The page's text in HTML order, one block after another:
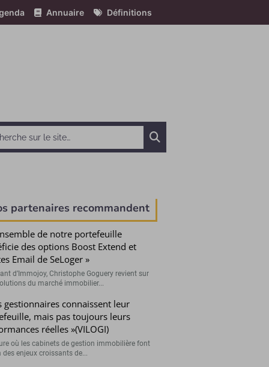
Annuaire Définitions
partenaires recommandent
de notre portefeuille
des options Boost Extend et
Email de SeLoger »
d’Immojoy, Christophe Goguery revient sur
du marché immobilier...
gestionnaires connaissent leur
mais pas toujours leurs
réelles »(VILOGI)
où les cabinets de gestion immobilière font
des enjeux croissants de...